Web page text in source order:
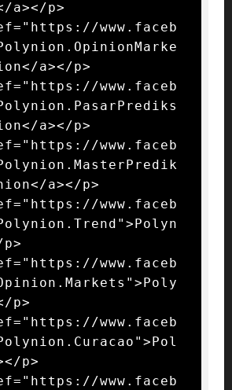
a></p>
www.faceb
a></p>
www.faceb
a></p>
www.faceb
a></p>
www.faceb
www.faceb
p>
www.faceb
p>
www.faceb